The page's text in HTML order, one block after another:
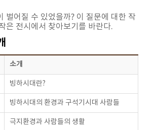
벌어질 수 있었을까? 이 질문에 대한 작
은 전시에서 찾아보기를 바란다.
소개
빙하시대란?
빙하시대의 환경과 구석기시대 사람들
극지환경과 사람들의 생활